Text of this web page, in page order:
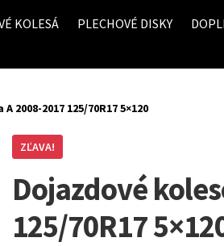
KOLESÁ PLECHOVÉ DISKY
2017 125/70R17 5×120
ZĽAVA!
Dojazdové
125/70R17